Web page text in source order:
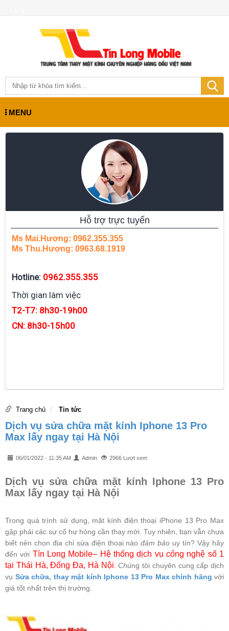
MENU
Hỗ trợ trực tuyến
Ms Mai.Hương: 0962.355.355
Ms Thu.Hương: 0963.68.1919
Hotline: 0962.355.355
Thời gian làm việc
T2-T7: 8h30-19h00
CN: 8h30-15h00
Trang chủ Tin tức
Dịch vụ sửa chữa mặt kính Iphone 13 Pro
Max lấy ngay tại Hà Nội
06/01/2022 - 11:35 AM Admin 2966 Lượt xem
Dịch vụ sửa chữa mặt kính Iphone 13 Pro
Max lấy ngay tại Hà Nội
Trong quá trình sử dụng, mặt kính điện thoại iPhone 13 Pro Max
gặp phải các sự cố hư hỏng cần thay mới. Tuy nhiên, bạn vẫn chưa
biết nên chọn địa chỉ sửa điện thoại nào đảm bảo uy tín? Vậy hãy
đến với Tín Long Mobile– Hệ thống dịch vụcông nghệ số 1
tại Thái Hà, Đống Đa, Hà Nội .Chúng tôi chuyên cung cấp dịch
vụ Sửa chữa, thay mặt kính Iphone 13 Pro Max chính hãng với
giá tốt nhất trên thị trường.